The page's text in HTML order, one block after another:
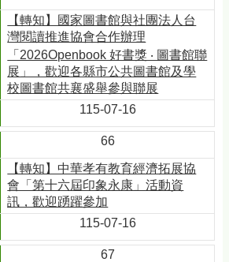
【轉知】國家圖書館與社團法人台
灣閱讀推進協會合作辦理
「2026Openbook 好書獎 ‧ 圖書館聯
展」，歡迎各縣市公共圖書館及學
校圖書館共襄盛舉參與聯展
115-07-16
66
【轉知】中華孝有教育經濟拓展協
會「第十六屆印象永康」活動資
訊，歡迎踴躍參加
115-07-16
67